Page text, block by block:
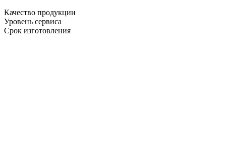
Качество продукции
Уровень сервиса
Срок изготовления